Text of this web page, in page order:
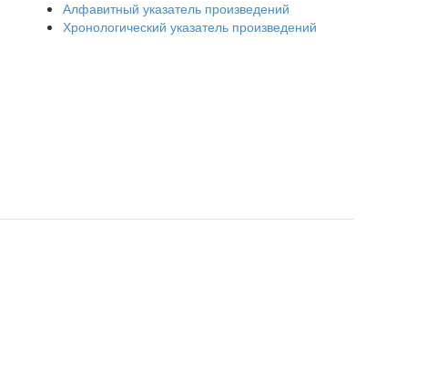
Алфавитный указатель произведений
Хронологический указатель произведений